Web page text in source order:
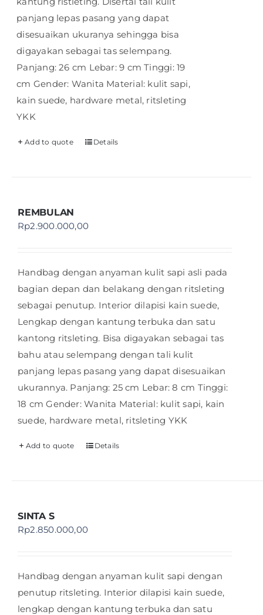
panjang lepas pasang yang dapat
disesuaikan ukuranya sehingga bisa
digayakan sebagai tas selempang.
Panjang: 26 cm Lebar: 9 cm Tinggi: 19
cm Gender: Wanita Material: kulit sapi,
kain suede, hardware metal, ritsleting
YKK
Add to quote Details
REMBULAN
Rp2.900.000,00
Handbag dengan anyaman kulit sapi asli pada
bagian depan dan belakang dengan ritsleting
sebagai penutup. Interior dilapisi kain suede,
Lengkap dengan kantung terbuka dan satu
kantong ritsleting. Bisa digayakan sebagai tas
bahu atau selempang dengan tali kulit
panjang lepas pasang yang dapat disesuaikan
ukurannya. Panjang: 25 cm Lebar: 8 cm Tinggi:
18 cm Gender: Wanita Material: kulit sapi, kain
suede, hardware metal, ritsleting YKK
Add to quote Details
SINTA S
Rp2.850.000,00
Handbag dengan anyaman kulit sapi dengan
penutup ritsleting. Interior dilapisi kain suede,
lengkap dengan kantung terbuka dan satu